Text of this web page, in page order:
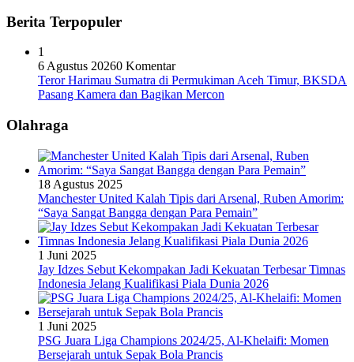
Berita Terpopuler
1
6 Agustus 20260 Komentar
Teror Harimau Sumatra di Permukiman Aceh Timur, BKSDA
Pasang Kamera dan Bagikan Mercon
Olahraga
18 Agustus 2025
Manchester United Kalah Tipis dari Arsenal, Ruben Amorim:
“Saya Sangat Bangga dengan Para Pemain”
1 Juni 2025
Jay Idzes Sebut Kekompakan Jadi Kekuatan Terbesar Timnas
Indonesia Jelang Kualifikasi Piala Dunia 2026
1 Juni 2025
PSG Juara Liga Champions 2024/25, Al-Khelaifi: Momen
Bersejarah untuk Sepak Bola Prancis